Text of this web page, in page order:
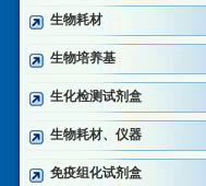
生物耗材
生物培养基
生化检测试剂盒
生物耗材、仪器
免疫组化试剂盒